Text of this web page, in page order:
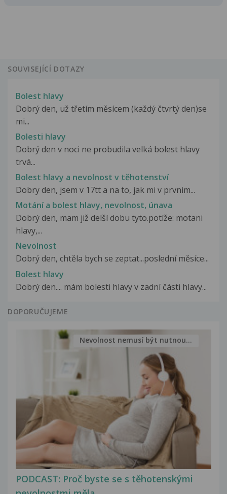
SOUVISEJÍCÍ DOTAZY
Bolest hlavy
Dobrý den, už třetím měsícem (každý čtvrtý den)se
mi...
Bolesti hlavy
Dobrý den v noci ne probudila velká bolest hlavy
trvá...
Bolest hlavy a nevolnost v těhotenství
Dobry den, jsem v 17tt a na to, jak mi v prvnim...
Motání a bolest hlavy, nevolnost, únava
Dobrý den, mam již delší dobu tyto.potíže: motani
hlavy,...
Nevolnost
Dobrý den, chtěla bych se zeptat...poslední měsíce...
Bolest hlavy
Dobrý den.... mám bolesti hlavy v zadní části hlavy...
DOPORUČUJEME
PODCAST: Proč byste se s těhotenskými
Nevolnost nemusí být nutnou...